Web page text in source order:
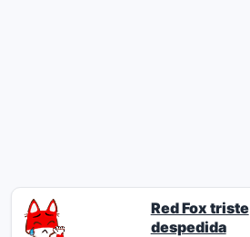
Red Fox triste
despedida